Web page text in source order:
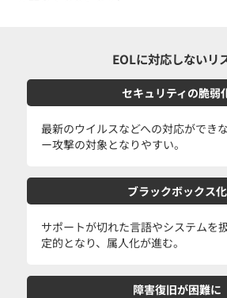
EOLに対応しないリ
セキュリティの脆弱
最新のウイルスなどへの対応ができ
ー攻撃の対象となりやすい。
ブラックボックス化
サポートが切れた言語やシステムを
定的となり、属人化が進む。
障害復旧が困難に